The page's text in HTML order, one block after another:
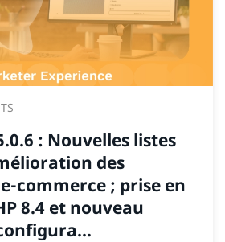
: Nouvelles listes
des
commerce ; prise en
8.4 et nouveau